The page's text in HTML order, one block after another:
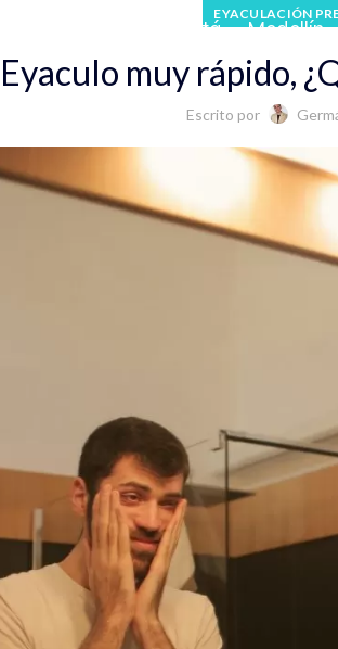
Bogotá Medellín
EYACULACIÓN
Eyaculo muy rápido,
Escrito por